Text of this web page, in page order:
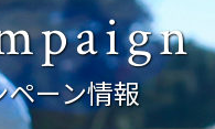
ーン情報